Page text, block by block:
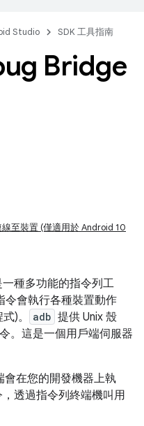
Studio SDK 工具指南
Bridge
至裝置 (僅適用於 Android 10
一種多功能的指令列工
令會執行各種裝置動作
)。
adb 提供 Unix 殼
。這是一個用戶端伺服器
會在您的開發機器上執
，透過指令列終端機叫用